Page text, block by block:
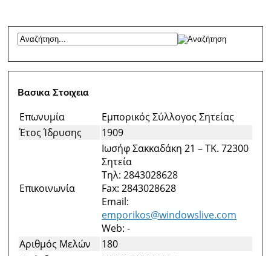
Βασικα Στοιχεια
Επωνυμία
Εμπορικός Σύλλογος Σητείας
Έτος Ίδρυσης
1909
Επικοινωνία
Ιωσήφ Σακκαδάκη 21 – ΤΚ. 72300
Σητεία
Τηλ: 2843028628
Fax: 2843028628
Email:
emporikos@windowslive.com
Web: -
Αριθμός Μελών
180